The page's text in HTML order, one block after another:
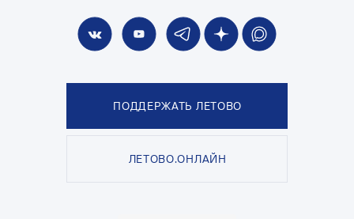
ПОДДЕРЖАТЬ ЛЕТОВО
ЛЕТОВО.ОНЛАЙН